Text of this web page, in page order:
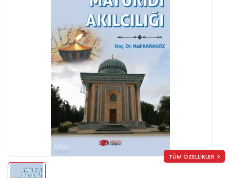
TÜM ÖZELLİKLER